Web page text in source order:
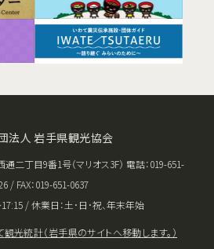
法人 岩手県観光協会
二丁目9番1号（マリオス3F） 電話：019-651-
/ FAX：019-651-0637
/ 休業日：土･日･祝、年末年始
観光統計（岩手県のサイトへ移動します。）